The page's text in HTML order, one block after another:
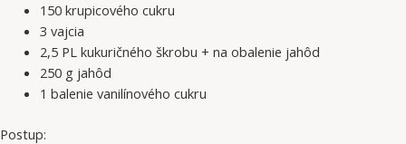
150 krupicového cukru
3 vajcia
2,5 PL kukuričného škrobu + na obalenie jahôd
250 g jahôd
1 balenie vanilínového cukru
Postup: